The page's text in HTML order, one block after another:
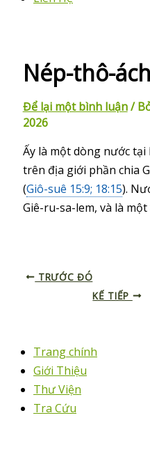
Nép-thô-ách
Để lại một bình luận/
2026
Ấy là một dòng nước
trên địa giới phần chia
(Giô-suê 15:9; 18:15).
Giê-ru-sa-lem, và là
TRƯỚC ĐÓ
KẾ TIẾP
Trang chính
Giới Thiệu
Thư Viện
Tra Cứu